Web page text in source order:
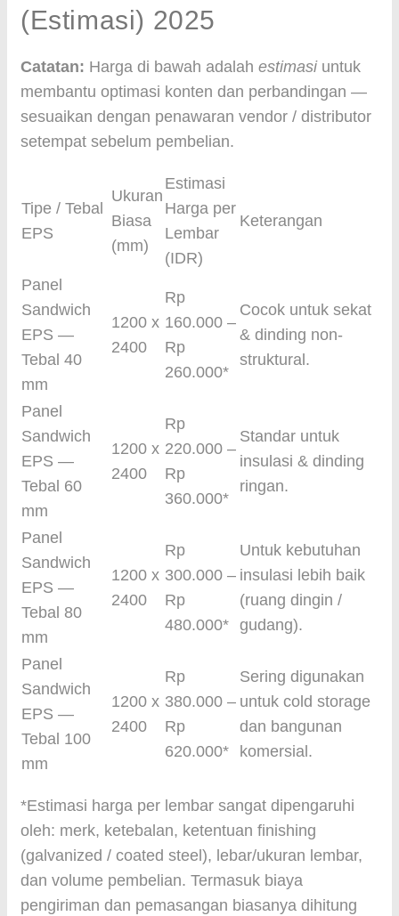
(Estimasi) 2025
Catatan: Harga di bawah adalah estimasiuntuk
membantu optimasi konten dan perbandingan —
sesuaikan dengan penawaran vendor / distributor
setempat sebelum pembelian.
Tipe / Tebal
EPS
Ukuran
Biasa
(mm)
Estimasi
Harga per
Lembar
(IDR)
Keterangan
Panel
Sandwich
EPS —
Tebal 40
mm
1200 x
2400
Rp
160.000 –
Rp
260.000*
Cocok untuk sekat
& dinding non-
struktural.
Panel
Sandwich
EPS —
Tebal 60
mm
1200 x
2400
Rp
220.000 –
Rp
360.000*
Standar untuk
insulasi & dinding
ringan.
Panel
Sandwich
EPS —
Tebal 80
mm
1200 x
2400
Rp
300.000 –
Rp
480.000*
Untuk kebutuhan
insulasi lebih baik
(ruang dingin /
gudang).
Panel
Sandwich
EPS —
Tebal 100
mm
1200 x
2400
Rp
380.000 –
Rp
620.000*
Sering digunakan
untuk cold storage
dan bangunan
komersial.
*Estimasi harga per lembar sangat dipengaruhi
oleh: merk, ketebalan, ketentuan finishing
(galvanized / coated steel), lebar/ukuran lembar,
dan volume pembelian. Termasuk biaya
pengiriman dan pemasangan biasanya dihitung